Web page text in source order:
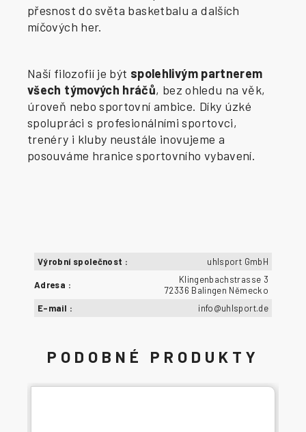
přesnost do světa basketbalu a dalších
míčových her.
Naší filozofií je být spolehlivým partnerem
všech týmových hráčů, bez ohledu na věk,
úroveň nebo sportovní ambice. Díky úzké
spolupráci s profesionálními sportovci,
trenéry i kluby neustále inovujeme a
posouváme hranice sportovního vybavení.
Výrobní společnost : uhlsport GmbH
Adresa :
Klingenbachstrasse 3
72336 Balingen Německo
E-mail : info@uhlsport.de